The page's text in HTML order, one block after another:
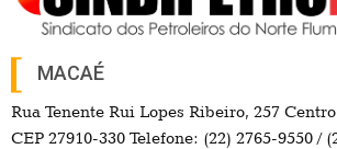
MACAÉ
Rua Tenente Rui Lopes Ribeiro, 257 Centro
CEP 27910-330 Telefone: (22) 2765-9550 /